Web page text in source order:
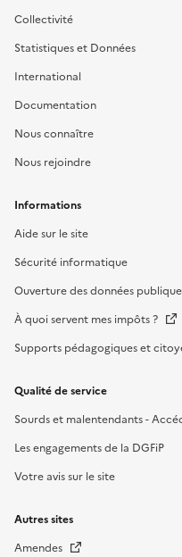
Collectivité
Statistiques et Données
International
Documentation
Nous connaître
Nous rejoindre
Informations
Aide sur le site
Sécurité informatique
Ouverture des données
À quoi servent mes impôts ?
Supports pédagogiques et
Qualité de service
Sourds et malentendants -
Les engagements de la DGFiP
Votre avis sur le site
Autres sites
Amendes